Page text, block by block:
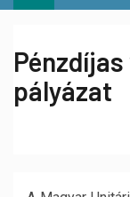
pályázat